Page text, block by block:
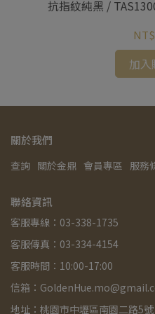
抗指紋純黑 /
加
關於我們
查詢 關於金鼎 會員專區 服務
聯絡資訊
客服專線：03-338-1735
客服傳真：03-334-4154
客服時間：10:00-17:00
信箱：
地址：桃園市中壢區南園二路5號